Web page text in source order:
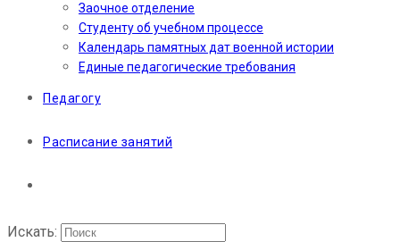
Заочное отделение
Студенту об учебном процессе
Календарь памятных дат военной истории
Единые педагогические требования
Педагогу
Расписание занятий
Искать: